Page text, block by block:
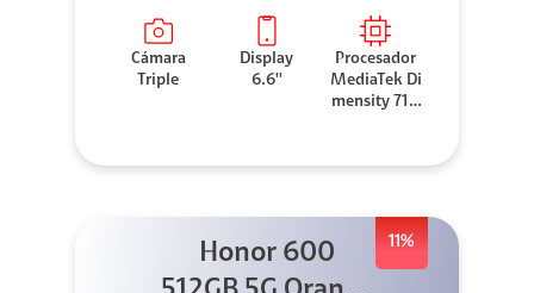
Cámara
Triple
Display
6.6''
Procesador
MediaTek Di
mensity 710
11%
Honor 600